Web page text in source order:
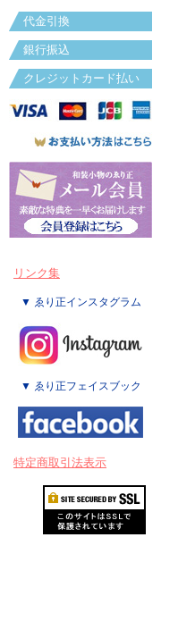
代金引換
銀行振込
クレジットカード払い
リンク集
▼ ゑり正インスタグラム
▼ ゑり正フェイスブック
特定商取引法表示